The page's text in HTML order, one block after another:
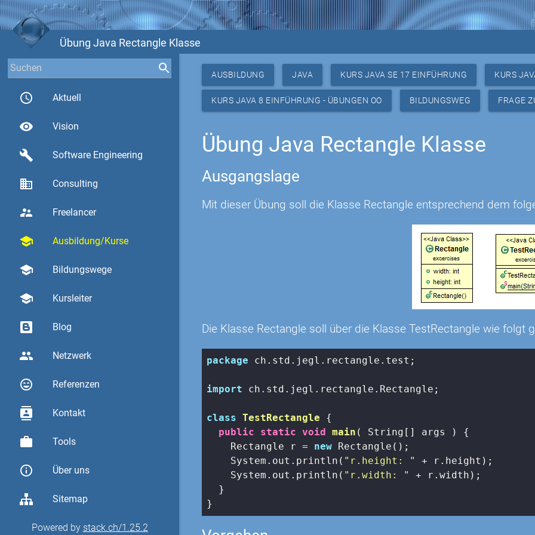
Übung Java Rectangle Klasse
access_time Aktuell
visibility Vision
build Software Engineering
business Consulting
supervisor_account Freelancer
school Ausbildung/Kurse
school Bildungswege
school Kursleiter
Blog
group Netzwerk
sentiment_very_satisfied Referenzen
contacts Kontakt
work Tools
info_outline Über uns
Sitemap
Powered by stack.ch/1.25.2
AUSBILDUNG JAVA KURS JAVA SE 17 EINFÜHRUNG KURS
KURS JAVA 8 EINFÜHRUNG - ÜBUNGEN OO BILDUNGSWEG FRAGE
Übung Java Rectangle Klasse
Ausgangslage
Mit dieser Übung soll die Klasse Rectangle entsprechend dem
Die Klasse Rectangle soll über die Klasse TestRectangle wie folgt
package ch.std.jegl.rectangle.test;
import ch.std.jegl.rectangle.Rectangle;
class TestRectangle
{
public
static void main ( String[] args )
{
    Rectangle r =
new Rectangle();
    System.out.println(
"r.height: "
+ r.height);
    System.out.println(
"r.width: "
+ r.width);
  }
}